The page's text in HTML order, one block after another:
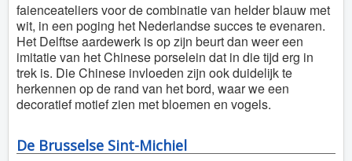
faienceateliers voor de combinatie van helder blauw met
wit, in een poging het Nederlandse succes te evenaren.
Het Delftse aardewerk is op zijn beurt dan weer een
imitatie van het Chinese porselein dat in die tijd erg in
trek is. Die Chinese invloeden zijn ook duidelijk te
herkennen op de rand van het bord, waar we een
decoratief motief zien met bloemen en vogels.
De Brusselse Sint-Michiel